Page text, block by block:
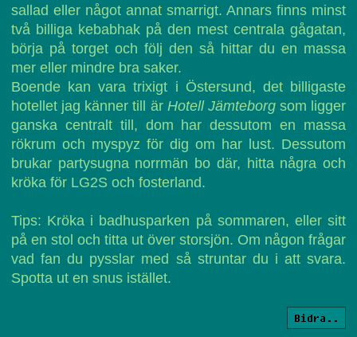
sallad eller något annat smarrigt. Annars finns minst
två billiga kebabhak på den mest centrala gågatan,
börja på torget och följ den så hittar du en massa
mer eller mindre bra saker.
Boende kan vara trixigt i Östersund, det billigaste
hotellet jag känner till är Hotell Jämteborgsom ligger
ganska centralt till, dom har dessutom en massa
rökrum och myspyz för dig om har lust. Dessutom
brukar partysugna norrmän bo där, hitta några och
kröka för LG2S och fosterland.
Tips: Kröka i badhusparken på sommaren, eller sitt
på en stol och titta ut över storsjön. Om någon frågar
vad fan du pysslar med så struntar du i att svara.
Spotta ut en snus istället.
Bidra..